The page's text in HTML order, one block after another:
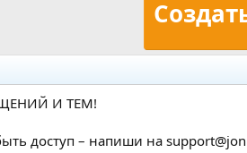
И ТЕМ!
доступ – напиши на